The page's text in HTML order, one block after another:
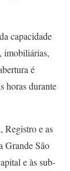
capacidade
imobiliárias,
é
horas durante
Registro e as
Grande São
e às sub-